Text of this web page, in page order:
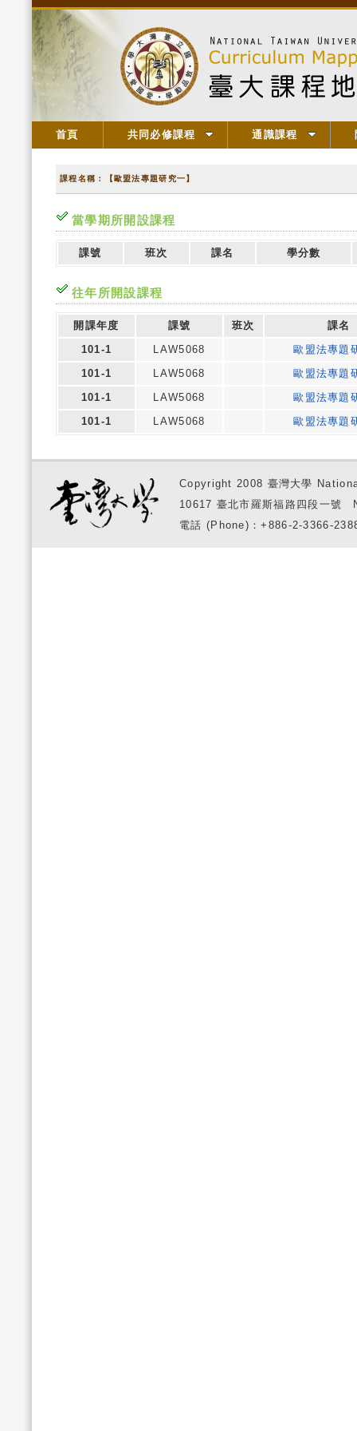
首頁 共同必修課程 通識課程
課程名稱：【歐盟法專題研究一】
當學期所開設課程
課號 班次 課名 學分數
往年所開設課程
開課年度 課號 班次
課名
101-1
LAW5068
歐盟法專題
101-1
LAW5068
歐盟法專題
101-1
LAW5068
歐盟法專題
101-1
LAW5068 歐盟法專題
Copyright 2008 臺灣大學
10617 臺北市羅斯福路四段一
電話 (Phone)：+886-2-3366-